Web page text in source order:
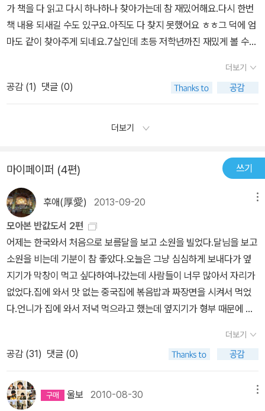
가 책을 다 읽고 다시 하나하나 찾아가는데 참 재밌어해요.다시 한번
책 내용 되새길 수도 있구요.아직도 다 찾지 못했어요 ㅎㅎ그 덕에 엄
마도 같이 찾아주게 되네요.7살인데 초등 저학년까진 재밌게 볼 수
더보기
공감 (1) 댓글 (0)
더보기
마이페이퍼 (4편) 쓰기
후애(厚愛) 2013-09-20
모아본 반값도서 2편
어제는 한국와서 처음으로 보름달을 보고 소원을 빌었다.달님을 보고
소원을 비는데 기분이 참 좋았다.오늘은 그냥 심심하게 보내다가 옆
지기가 막창이 먹고 싶다하여나갔는데 사람들이 너무 많아서 자리가
없었다.집에 와서 맛 없는 중국집에 볶음밥과 짜장면을 시켜서 먹었
다.언니가 집에 와서 저녁 먹으라고 했는데 옆지기가 형부 때문에 싫
에 안 좋은 일로 옆지기가 형부를 보기 싫어한다.이해는 하는데 언니
가 걱정이다.이런 일로 또 언니한테 안 좋은 소리 할까봐... 짜장면 먹
고 체했는지 다 올리고 나니 속이 좀 괜찮다.책 보다가 휴식겸 페이퍼
를 쓴다.반값도서 2편을 올린다.^^
더보기
공감 (31) 댓글 (0)
울보 2010-08-30